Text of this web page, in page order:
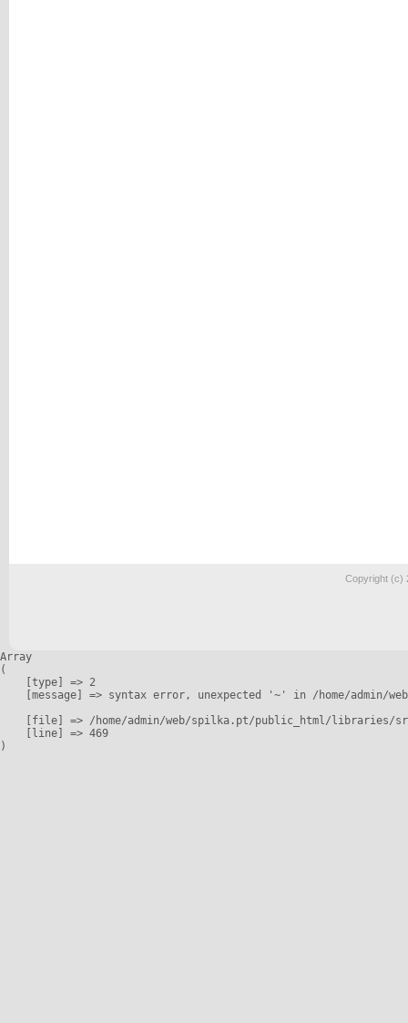
Copyright (c)
Array
(
    [type] => 2
[message] => syntax error, unexpected '~' in /home/admin/
[file] => /home/admin/web/spilka.pt/public_html/libraries/
    [line] => 469